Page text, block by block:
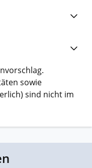
sowie
sind nicht im